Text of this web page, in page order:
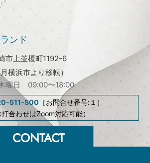
ンド
市上並榎町1192-6
横浜市より移転）
曜日 09:00〜18:00
511-500 ［お問合せ番号:１］
打合わせはZoom対応可能）